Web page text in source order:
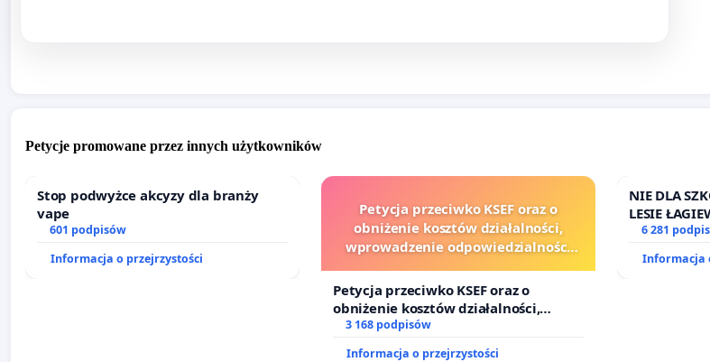
Petycje promowane przez innych użytkowników
Stop podwyżce akcyzy dla branży
vape
601 podpisów
Informacja o przejrzystości
Petycja przeciwko KSEF oraz o
obniżenie kosztów działalności,
wprowadzenie odpowiedzialności
sędziów
Petycja przeciwko KSEF oraz o
obniżenie kosztów działalności,
wprowadzenie odpowiedzialności
3 168 podpisów
Informacja o przejrzystości
NIE DLA
LESIE
6 281
Informacja